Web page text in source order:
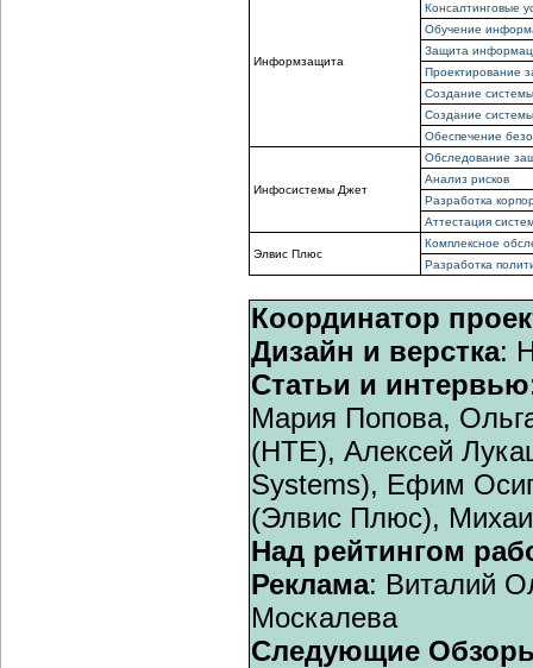
Информзащита
Консалтинговые
Обучение
Защита
Проектирование
Создание
Создание
Обеспечение
Инфосистемы Джет
Обследование
Анализ рисков
Разработка
Аттестация
Элвис Плюс
Комплексное
Разработка
Координатор
Дизайн и верстка:
Статьи и интервью
Мария Попова,
(НТЕ), Алексей
Systems), Ефим
(Элвис Плюс),
Над рейтингом
Реклама: Виталий
Москалева
Следующие